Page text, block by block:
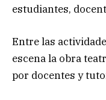
estudiantes,
Entre las
escena la obra
por docentes y